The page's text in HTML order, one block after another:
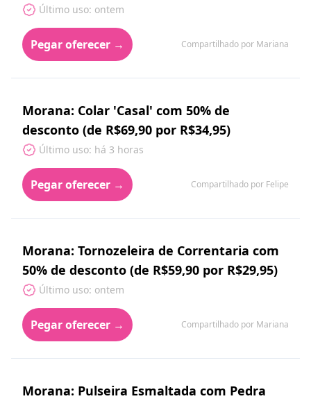
Último uso: ontem
Pegar oferecer → Compartilhado por Mariana
Morana: Colar 'Casal' com 50% de
desconto (de R$69,90 por R$34,95)
Último uso: há 3 horas
Pegar oferecer → Compartilhado por Felipe
Morana: Tornozeleira de Correntaria com
50% de desconto (de R$59,90 por R$29,95)
Último uso: ontem
Pegar oferecer → Compartilhado por Mariana
Morana: Pulseira Esmaltada com Pedra